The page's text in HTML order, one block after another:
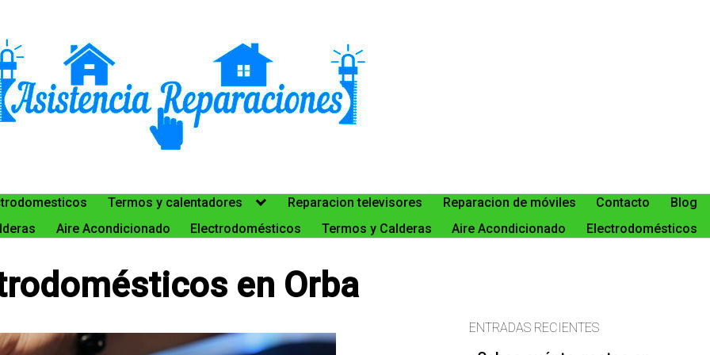
Termos y calentadores Reparacion televisores Reparacion de móviles Contacto
Blog
Aire Acondicionado Electrodomésticos Termos y Calderas Aire Acondicionado Electrodomésticos
en Orba
ENTRADAS RECIENTES